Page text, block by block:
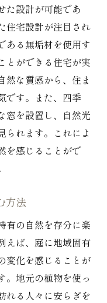
た設計が可能であ
住宅設計が注目され
ある無垢材を使用す
とができる住宅が実
然な質感から、住ま
です。また、四季
窓を設置し、自然光
られます。これによ
を感じることがで
方法
有の自然を存分に楽
えば、庭に地域固有
変化を感じることが
。地元の植物を使っ
れる人々に安らぎを